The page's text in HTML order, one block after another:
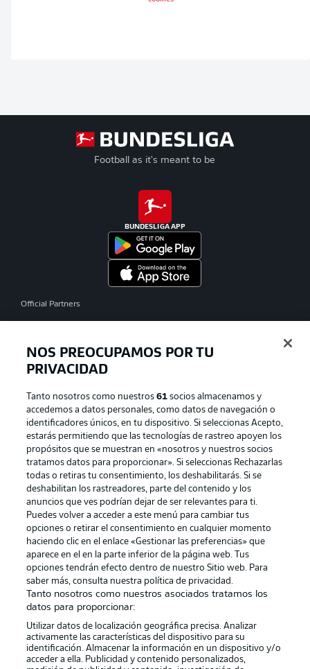
Football as it's meant to be
BUNDESLIGA APP
Official Partners
Publicidad Aviso legal
Gestionar las preferencias Declaracion de privacidad
Canales Trabajos
Jugadores Condiciones de uso
Sello Editorial Contacto
NOS PREOCUPAMOS POR TU
PRIVACIDAD
Tanto nosotros como nuestros61 socios almacenamos y
accedemos a datos personales, como datos de navegación o
identificadores únicos, en tu dispositivo. Si seleccionas Acepto,
estarás permitiendo que las tecnologías de rastreo apoyen los
propósitos que se muestran en «nosotros y nuestros socios
tratamos datos para proporcionar». Si seleccionas Rechazarlas
todas o retiras tu consentimiento, los deshabilitarás. Si se
deshabilitan los rastreadores, parte del contenido y los
anuncios que ves podrían dejar de ser relevantes para ti.
Puedes volver a acceder a este menú para cambiar tus
opciones o retirar el consentimiento en cualquier momento
haciendo clic en el enlace «Gestionar las preferencias» que
aparece en el en la parte inferior de la página web. Tus
opciones tendrán efecto dentro de nuestro Sitio web. Para
saber más, consulta nuestra política de privacidad.
Tanto nosotros como nuestros asociados tratamos los
datos para proporcionar:
Utilizar datos de localización geográfica precisa. Analizar
activamente las características del dispositivo para su
identificación. Almacenar la información en un dispositivo y/o
acceder a ella. Publicidad y contenido personalizados,